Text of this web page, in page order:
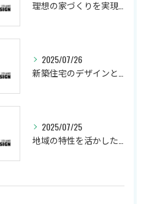
2025/07/26
2025/07/25